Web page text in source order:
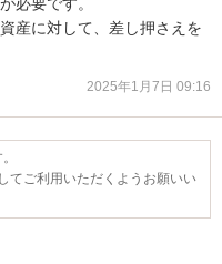
産に対して、差し押さえを
2025年1月7日 09:16
てご利用いただくようお願いい